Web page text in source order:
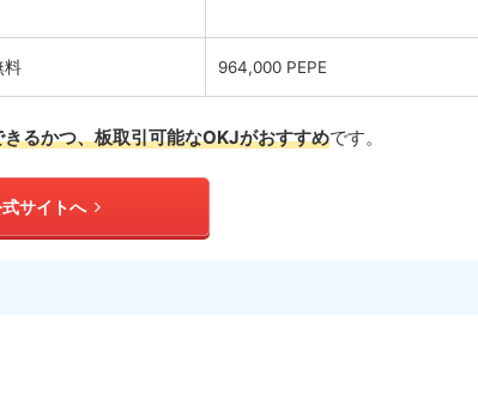
料 964,000 PEPE
るかつ、板取引可能なOKJがおすすめです。
サイトへ